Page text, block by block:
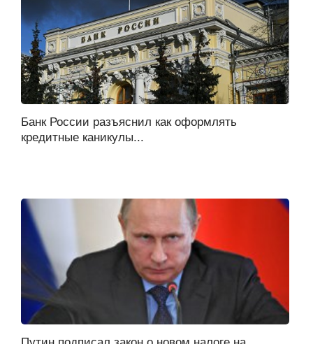
Банк России разъяснил как оформлять
кредитные каникулы...